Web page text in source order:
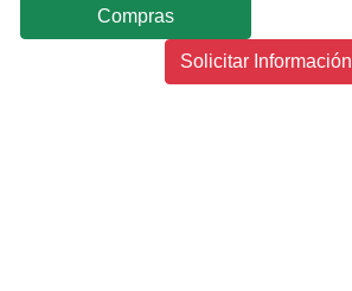
Compras
Solicitar Información